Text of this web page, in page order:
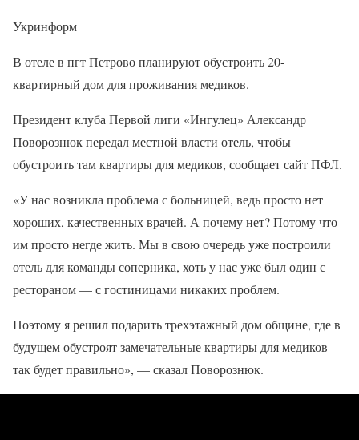
Укринформ
В отеле в пгт Петрово планируют обустроить 20-
квартирный дом для проживания медиков.
Президент клуба Первой лиги «Ингулец» Александр
Поворознюк передал местной власти отель, чтобы
обустроить там квартиры для медиков, сообщает сайт ПФЛ.
«У нас возникла проблема с больницей, ведь просто нет
хороших, качественных врачей. А почему нет? Потому что
им просто негде жить. Мы в свою очередь уже построили
отель для команды соперника, хоть у нас уже был один с
рестораном — с гостиницами никаких проблем.
Поэтому я решил подарить трехэтажный дом общине, где в
будущем обустроят замечательные квартиры для медиков —
так будет правильно», — сказал Поворознюк.